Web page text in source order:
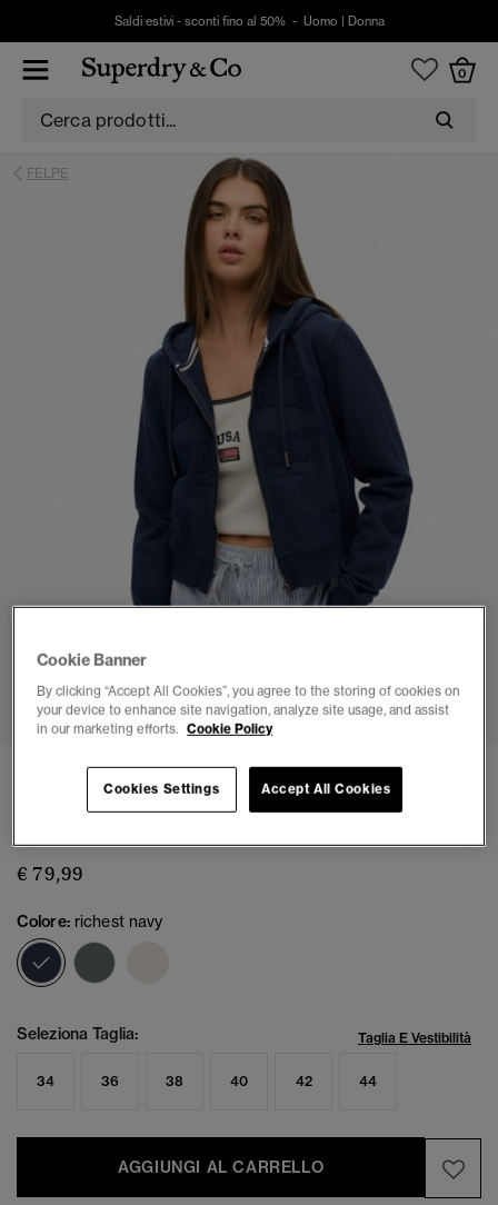
Saldi estivi - sconti fino al 50% - Uomo Donna
0
FELPE
3 5 6
Felpa corta con zip e cappuccio tono su tono
Athletic Essentials
€ 79,99
Colore: richest navy
selezionato
Seleziona Taglia: Taglia E Vestibilità
34 36 38 40 42 44
AGGIUNGI AL CARRELLO
Cookie Banner
By clicking “Accept All Cookies”, you agree to the storing of cookies on
your device to enhance site navigation, analyze site usage, and assist
in our marketing efforts. Cookie Policy
Cookies Settings Accept All Cookies